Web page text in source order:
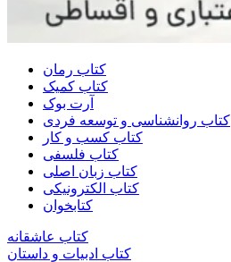
کتاب رمان
کتاب کمیک
آرت بوک
کتاب روانشناسی و توسعه فردی
کتاب کسب و کار
کتاب فلسفی
کتاب زبان اصلی
کتاب الکترونیکی
کتابخوان
کتاب عاشقانه
کتاب ادبیات و داستان